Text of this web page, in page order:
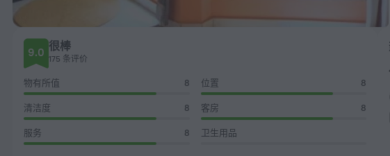
9.0 很棒
175 条评价
物有所值 8 位置 8
清洁度 8 客房 8
服务 8 卫生用品